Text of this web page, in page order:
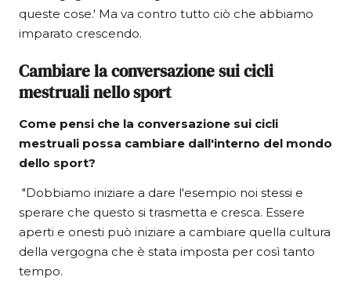
queste cose.' Ma va contro tutto ciò che abbiamo
imparato crescendo.
Cambiare la conversazione sui cicli
mestruali nello sport
Come pensi che la conversazione sui cicli
mestruali possa cambiare dall'interno del mondo
dello sport?
"Dobbiamo iniziare a dare l'esempio noi stessi e
sperare che questo si trasmetta e cresca. Essere
aperti e onesti può iniziare a cambiare quella cultura
della vergogna che è stata imposta per così tanto
tempo.